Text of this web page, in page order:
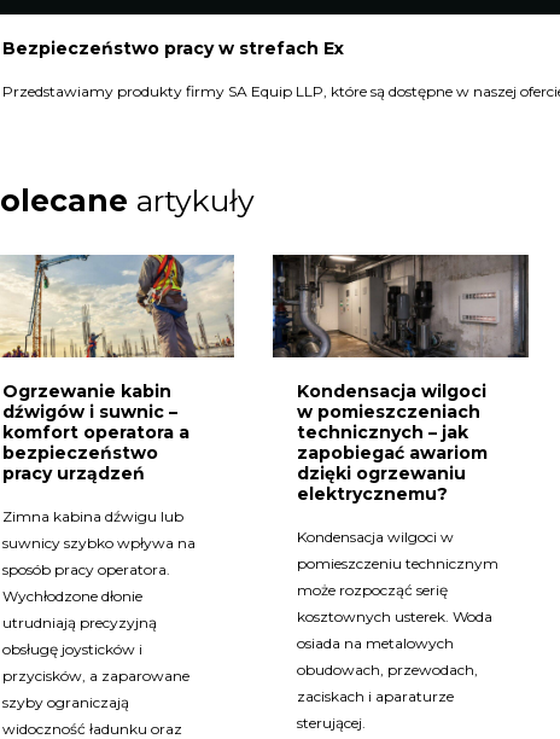
Bezpieczeństwo pracy w strefach Ex
Przedstawiamy produkty firmy SA Equip LLP, które są dostępne w naszej
artykuły
Ogrzewanie kabin
dźwigów i suwnic –
komfort operatora a
bezpieczeństwo
pracy urządzeń
Zimna kabina dźwigu lub
suwnicy szybko wpływa na
sposób pracy operatora.
Wychłodzone dłonie
utrudniają precyzyjną
obsługę joysticków i
przycisków, a zaparowane
szyby ograniczają
widoczność ładunku oraz
Kondensacja wilgoci
w pomieszczeniach
technicznych – jak
zapobiegać awariom
dzięki ogrzewaniu
elektrycznemu?
Kondensacja wilgoci w
pomieszczeniu technicznym
może rozpocząć serię
kosztownych usterek. Woda
osiada na metalowych
obudowach, przewodach,
zaciskach i aparaturze
sterującej.